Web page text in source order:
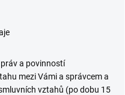
a povinností
mezi Vámi a správcem a
vztahů (po dobu 15